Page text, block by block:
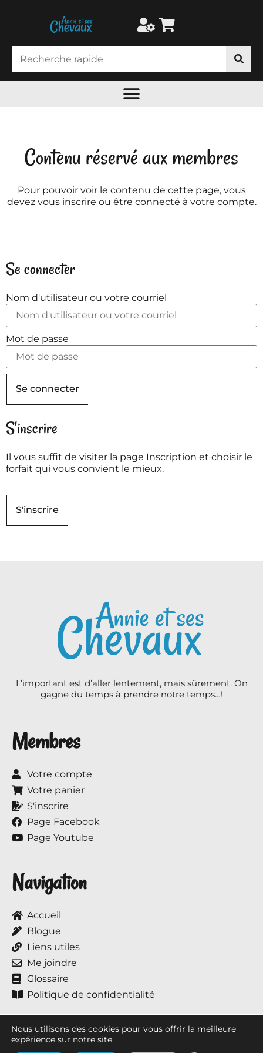
Contenu réservé aux membres
Pour pouvoir voir le contenu de cette page, vous
devez vous inscrire ou être connecté à votre compte.
Se connecter
Nom d'utilisateur ou votre courriel
Mot de passe
Se connecter
S'inscrire
Il vous suffit de visiter la page Inscription et choisir le
forfait qui vous convient le mieux.
S'inscrire
L’important est d’aller lentement, mais sûrement. On
gagne du temps à prendre notre temps…!
Membres
Votre compte
Votre panier
S'inscrire
Page Facebook
Page Youtube
Navigation
Accueil
Blogue
Liens utiles
Me joindre
Glossaire
Politique de confidentialité
Nous utilisons des cookies pour vous offrir la meilleure
expérience sur notre site.